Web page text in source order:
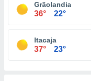
Grãolandia
36° 22°
Itacaja
37° 23°